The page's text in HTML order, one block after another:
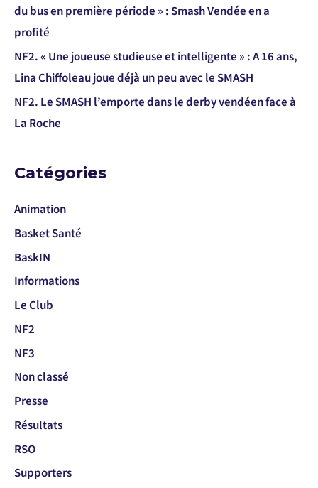
du bus en première période » : Smash Vendée en a
profité
NF2. « Une joueuse studieuse et intelligente » : A 16 ans,
Lina Chiffoleau joue déjà un peu avec le SMASH
NF2. Le SMASH l’emporte dans le derby vendéen face à
La Roche
Catégories
Animation
Basket Santé
BaskIN
Informations
Le Club
NF2
NF3
Non classé
Presse
Résultats
RSO
Supporters